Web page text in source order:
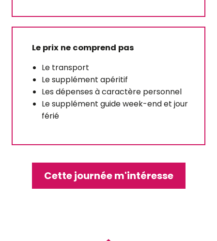
Le prix ne comprend pas
Le transport
Le supplément apéritif
Les dépenses à caractère personnel
Le supplément guide week-end et jour
férié
Cette journée m'intéresse